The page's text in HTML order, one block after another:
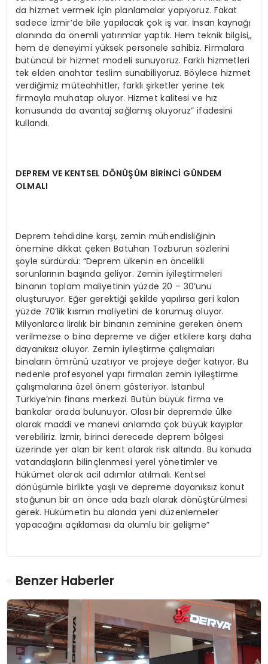
da hizmet vermek için planlamalar yapıyoruz. Fakat
sadece İzmir’de bile yapılacak çok iş var. İnsan kaynağı
alanında da önemli yatırımlar yaptık. Hem teknik bilgisi,,
hem de deneyimi yüksek personele sahibiz. Firmalara
bütüncül bir hizmet modeli sunuyoruz. Farklı hizmetleri
tek elden anahtar teslim sunabiliyoruz. Böylece hizmet
verdiğimiz müteahhitler, farklı şirketler yerine tek
firmayla muhatap oluyor. Hizmet kalitesi ve hız
konusunda da avantaj sağlamış oluyoruz” ifadesini
kullandı.
DEPREM VE KENTSEL DÖNÜŞÜM BİRİNCİ GÜNDEM
OLMALI
Deprem tehdidine karşı, zemin mühendisliğinin
önemine dikkat çeken Batuhan Tozburun sözlerini
şöyle sürdürdü: “Deprem ülkenin en öncelikli
sorunlarının başında geliyor. Zemin iyileştirmeleri
binanın toplam maliyetinin yüzde 20 – 30’unu
oluşturuyor. Eğer gerektiği şekilde yapılırsa geri kalan
yüzde 70’lik kısmın maliyetini de korumuş oluyor.
Milyonlarca liralık bir binanın zeminine gereken önem
verilmezse o bina depreme ve diğer etkilere karşı daha
dayanıksız oluyor. Zemin iyileştirme çalışmaları
binaların ömrünü uzatıyor ve projeye değer katıyor. Bu
nedenle profesyonel yapı firmaları zemin iyileştirme
çalışmalarına özel önem gösteriyor. İstanbul
Türkiye’nin finans merkezi. Bütün büyük firma ve
bankalar orada bulunuyor. Olası bir depremde ülke
olarak maddi ve manevi anlamda çok büyük kayıplar
verebiliriz. İzmir, birinci derecede deprem bölgesi
üzerinde yer alan bir kent olarak risk altında. Bu konuda
vatandaşların bilinçlenmesi yerel yönetimler ve
hükümet olarak acil adımlar atılmalı. Kentsel
dönüşümle birlikte yaşlı ve depreme dayanıksız konut
stoğunun bir an önce ada bazlı olarak dönüştürülmesi
gerek. Hükümetin bu alanda yeni düzenlemeler
yapacağını açıklaması da olumlu bir gelişme”
Benzer Haberler